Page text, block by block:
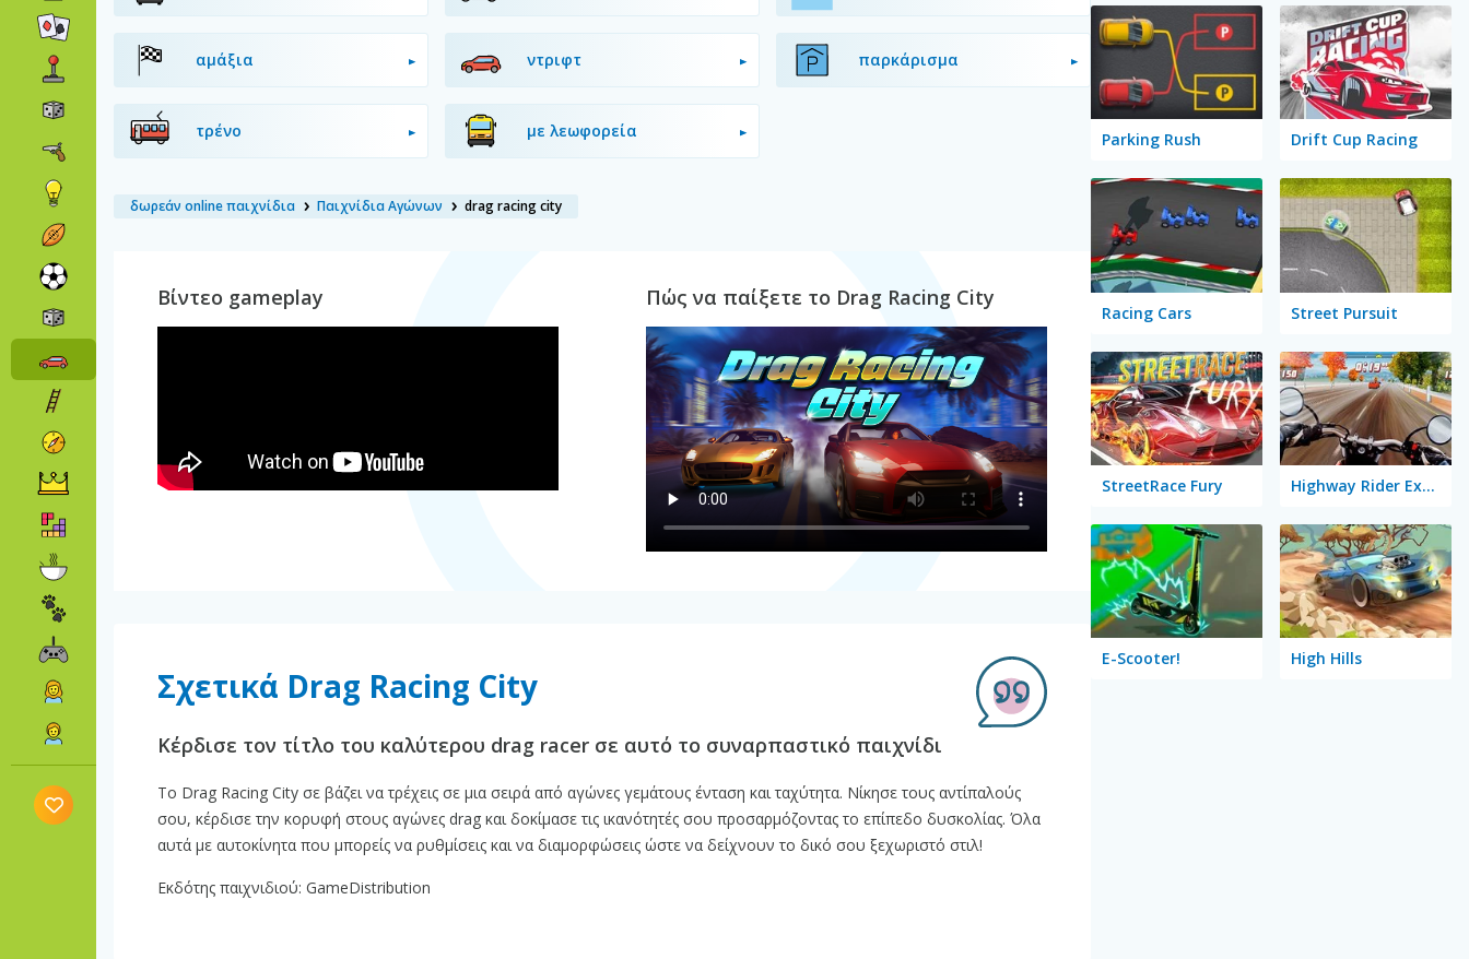
αμάξια ντριφτ παρκάρισμα
τρένο με λεωφορεία
δωρεάν online παιχνίδια Παιχνίδια Αγώνων drag racing city
Βίντεο gameplay Πώς να παίξετε το Drag Racing City
Σχετικά Drag Racing City
Κέρδισε τον τίτλο του καλύτερου drag racer σε αυτό το συναρπαστικό παιχνίδι
Το Drag Racing City σε βάζει να τρέχεις σε μια σειρά από αγώνες γεμάτους ένταση και ταχύτητα. Νίκησε τους αντίπαλούς
σου, κέρδισε την κορυφή στους αγώνες drag και δοκίμασε τις ικανότητές σου προσαρμόζοντας το επίπεδο δυσκολίας. Όλα
αυτά με αυτοκίνητα που μπορείς να ρυθμίσεις και να διαμορφώσεις ώστε να δείχνουν το δικό σου ξεχωριστό στιλ!
Εκδότης παιχνιδιού: GameDistribution
Parking Rush Drift Cup Racing
Racing Cars Street Pursuit
StreetRace Fury Highway Rider Extreme
E-Scooter! High Hills